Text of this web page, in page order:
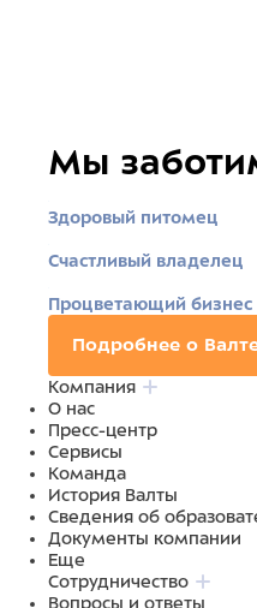
Мы
Здоровый питомец
Счастливый владелец
Процветающий бизнес
Подробнее о
Компания
О нас
Пресс-центр
Сервисы
Команда
История Валты
Сведения об
Документы компании
Еще
Сотрудничество
Вопросы и ответы